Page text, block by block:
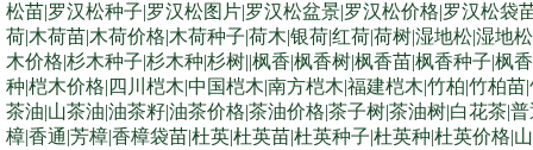
松苗|罗汉松种子|罗汉松图片|罗汉松盆景|罗汉松价格|罗汉松袋
荷|木荷苗|木荷价格|木荷种子|荷木|银荷|红荷|荷树|湿地松|湿地
木价格|杉木种子|杉木种|杉树||枫香|枫香树|枫香苗|枫香种子|枫
种|桤木价格|四川桤木|中国桤木|南方桤木|福建桤木|竹柏|竹柏
茶油|山茶油|油茶籽|油茶价格|茶油价格|茶子树|茶油树|白花茶|
樟|香通|芳樟|香樟袋苗|杜英|杜英苗|杜英种子|杜英种|杜英价格|